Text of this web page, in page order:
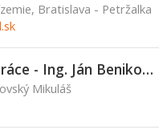
Bratislava - Petržalka
Geodetické práce - Ing. Ján Benikovský
Mikuláš